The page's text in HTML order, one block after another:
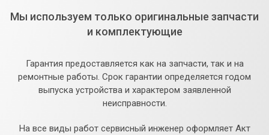
Мы используем только оригинальные запчасти
и комплектующие
Гарантия предоставляется как на запчасти, так и на
ремонтные работы. Срок гарантии определяется годом
выпуска устройства и характером заявленной
неисправности.
На все виды работ сервисный инженер оформляет Акт